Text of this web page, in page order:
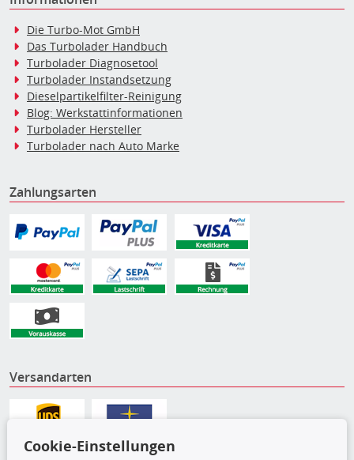
Die Turbo-Mot GmbH
Das Turbolader Handbuch
Turbolader Diagnosetool
Turbolader Instandsetzung
Dieselpartikelfilter-Reinigung
Blog: Werkstattinformationen
Turbolader Hersteller
Turbolader nach Auto Marke
Zahlungsarten
Versandarten
Cookie-Einstellungen